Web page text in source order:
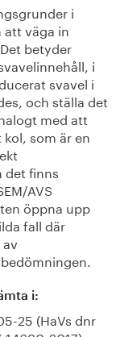
i
väga in
betyder
i
svavel i
och ställa det
med att
som är en
det finns
AVS
öppna upp
fall där
i:
25 (HaVs dnr